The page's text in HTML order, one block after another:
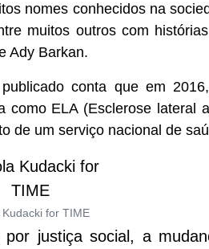
nomes conhecidos na
muitos outros com
Ady Barkan.
conta que em
como ELA (Esclerose lateral
de um serviço nacional de
Kudacki for TIME
por justiça social, a